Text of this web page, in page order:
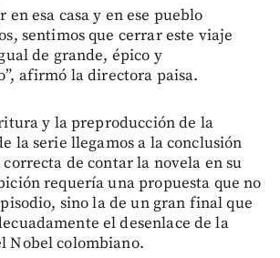
en esa casa y en ese pueblo
sentimos que cerrar este viaje
de grande, épico y
afirmó la directora paisa.
y la preproducción de la
la serie llegamos a la conclusión
de contar la novela en su
requería una propuesta que no
sino la de un gran final que
el desenlace de la
Nobel colombiano.